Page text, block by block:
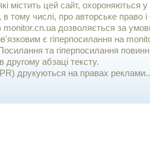
містить цей сайт, охороняються у
тому числі, про авторське право і
monitor.cn.ua дозволяється за
є гiперпосилання на
та гіперпосилання
абзаці тексту.
друкуються на правах реклами..